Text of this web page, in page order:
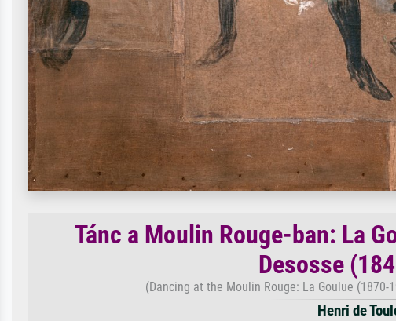
Tánc a Moulin Rouge-ban: La
Desosse
(Dancing at the Moulin Rouge: La Goulue
Henri de